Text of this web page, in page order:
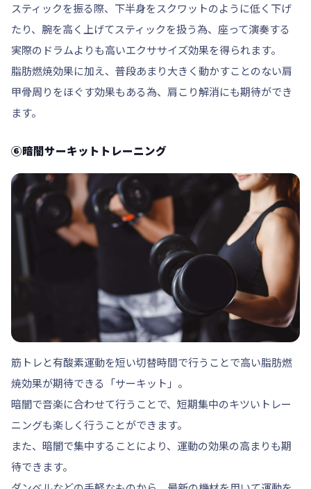
スティックを振る際、下半身をスクワットのように低く下げ
たり、腕を高く上げてスティックを扱う為、座って演奏する
実際のドラムよりも高いエクササイズ効果を得られます。
脂肪燃焼効果に加え、普段あまり大きく動かすことのない肩
甲骨周りをほぐす効果もある為、肩こり解消にも期待ができ
ます。
⑥暗闇サーキットトレーニング
筋トレと有酸素運動を短い切替時間で行うことで高い脂肪燃
焼効果が期待できる「サーキット」。
暗闇で音楽に合わせて行うことで、短期集中のキツいトレー
ニングも楽しく行うことができます。
また、暗闇で集中することにより、運動の効果の高まりも期
待できます。